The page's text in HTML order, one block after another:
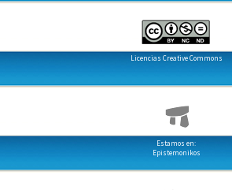
Licencias Creative Commons
Estamos en:
Epistemonikos